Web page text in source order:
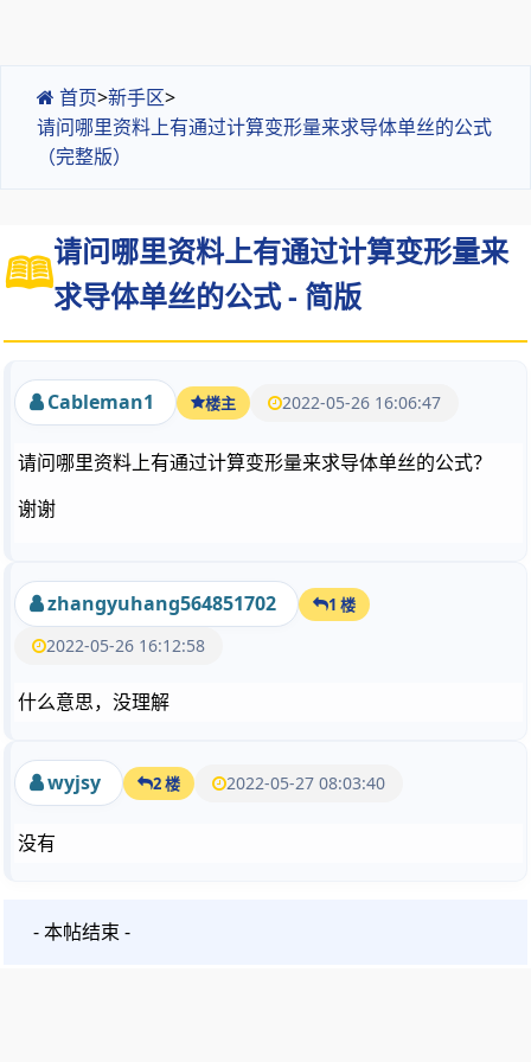
首页>新手区>
请问哪里资料上有通过计算变形量来求导体单丝的公式
（完整版）
请问哪里资料上有通过计算变形量来
求导体单丝的公式 - 简版
Cableman1 楼主 2022-05-26 16:06:47
请问哪里资料上有通过计算变形量来求导体单丝的公式？
谢谢
zhangyuhang564851702 1 楼
2022-05-26 16:12:58
什么意思，没理解
wyjsy 2 楼 2022-05-27 08:03:40
没有
- 本帖结束 -